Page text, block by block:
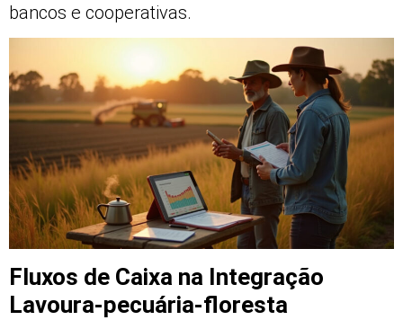
bancos e cooperativas.
Fluxos de Caixa na Integração
Lavoura-pecuária-floresta